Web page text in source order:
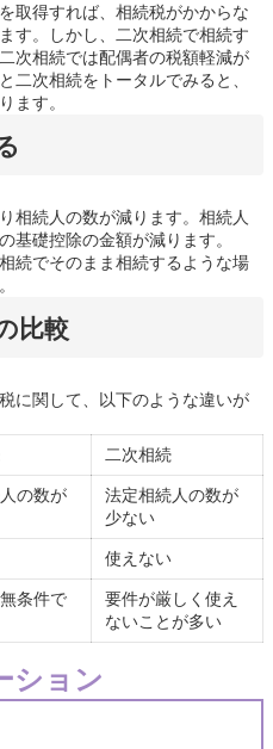
取得すれば、相続税がかからな
す。しかし、二次相続で相続す
次相続では配偶者の税額軽減が
二次相続をトータルでみると、
ます。
相続人の数が減ります。相続人
基礎控除の金額が減ります。
続でそのまま相続するような場
比較
に関して、以下のような違いが
二次相続
の数が
法定相続人の数が
少ない
使えない
条件で
要件が厳しく使え
ないことが多い
ション